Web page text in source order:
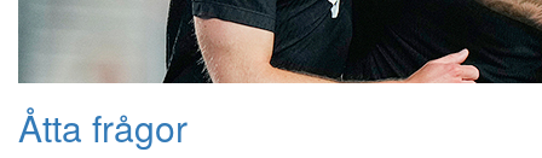
Åtta frågor